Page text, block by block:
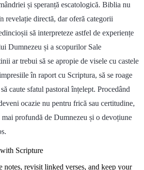
și speranță escatologică. Biblia nu
revelație directă, dar oferă categorii
să interpreteze astfel de experiențe
Dumnezeu și a scopurilor Sale
ar trebui să se apropie de visele cu castele
în raport cu Scriptura, să se roage
caute sfatul pastoral înțelept. Procedând
ocazie nu pentru frică sau certitudine,
profundă de Dumnezeu și o devoțiune
Scripture
notes, revisit linked verses, and keep your